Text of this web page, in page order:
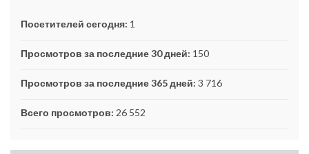
Посетителей сегодня: 1
Просмотров за последние 30 дней: 150
Просмотров за последние 365 дней: 3 716
Всего просмотров: 26 552